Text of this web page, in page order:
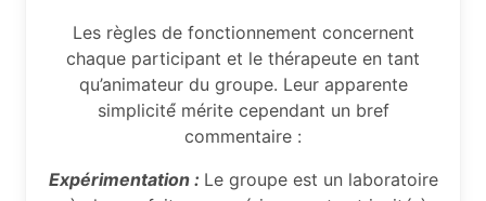
Les règles de fonctionnement concernent
chaque participant et le thérapeute en tant
qu’animateur du groupe. Leur apparente
simplicité́ mérite cependant un bref
commentaire :
Expérimentation : Le groupe est un laboratoire